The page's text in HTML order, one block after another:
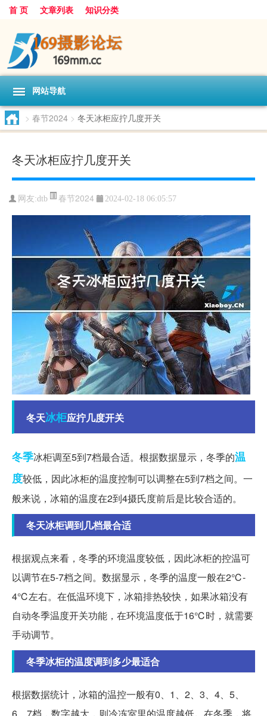
首 页 文章列表 知识分类
网站导航
> 春节2024 > 冬天冰柜应拧几度开关
冬天冰柜应拧几度开关
网友:dtb 春节2024 2024-02-18 06:05:57
冬天冰柜应拧几度开关
冬季冰柜调至5到7档最合适。根据数据显示，冬季的温
度较低，因此冰柜的温度控制可以调整在5到7档之间。一
般来说，冰箱的温度在2到4摄氏度前后是比较合适的。
冬天冰柜调到几档最合适
根据观点来看，冬季的环境温度较低，因此冰柜的控温可
以调节在5-7档之间。数据显示，冬季的温度一般在2℃-
4℃左右。在低温环境下，冰箱排热较快，如果冰箱没有
自动冬季温度开关功能，在环境温度低于16℃时，就需要
手动调节。
冬季冰柜的温度调到多少最适合
根据数据统计，冰箱的温控一般有0、1、2、3、4、5、
6、7档，数字越大，则冷冻室里的温度越低。在冬季，将